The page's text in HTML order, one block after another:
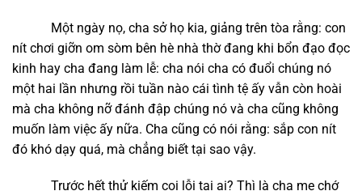
Một ngày nọ, cha sở họ kia, giảng trên tòa rằng: con
nít chơi giỡn om sòm bên hè nhà thờ đang khi bổn đạo đọc
kinh hay cha đang làm lễ: cha nói cha có đuổi chúng nó
một hai lần nhưng rồi tuần nào cái tình tệ ấy vẫn còn hoài
mà cha không nỡ đánh đập chúng nó và cha cũng không
muốn làm việc ấy nữa. Cha cũng có nói rằng: sắp con nít
đó khó dạy quá, mà chẳng biết tại sao vậy.
Trước hết thử kiếm coi lỗi tại ai? Thì là cha mẹ chớ